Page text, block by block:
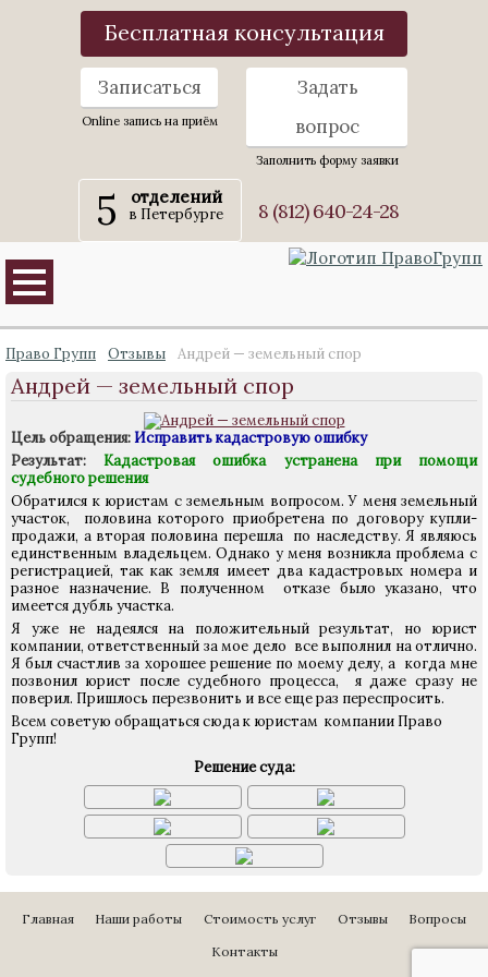
Бесплатная консультация
Записаться
Online запись на приём
Задать
вопрос
Заполнить форму заявки
5 отделений
в Петербурге 8 (812) 640-24-28
Право Групп Отзывы Андрей — земельный спор
Андрей — земельный спор
Цель обращения:Исправить кадастровую ошибку
Результат: Кадастровая ошибка устранена при помощи
судебного решения
Обратился к юристам с земельным вопросом. У меня земельный
участок, половина которого приобретена по договору купли-
продажи, а вторая половина перешла по наследству. Я являюсь
единственным владельцем. Однако у меня возникла проблема с
регистрацией, так как земля имеет два кадастровых номера и
разное назначение. В полученном отказе было указано, что
имеется дубль участка.
Я уже не надеялся на положительный результат, но юрист
компании, ответственный за мое дело все выполнил на отлично.
Я был счастлив за хорошее решение по моему делу, а когда мне
позвонил юрист после судебного процесса, я даже сразу не
поверил. Пришлось перезвонить и все еще раз переспросить.
Всем советую обращаться сюда к юристам компании Право
Групп!
Решение суда:
Главная Наши работы Стоимость услуг Отзывы
Вопросы
Контакты